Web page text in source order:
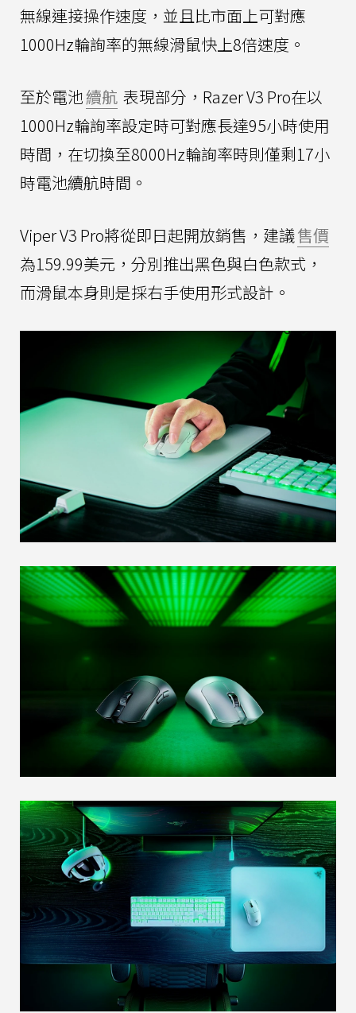
無線連接操作速度，並且比市面上可對應
1000Hz輪詢率的無線滑鼠快上8倍速度。
至於電池續航 表現部分，Razer V3 Pro在以
1000Hz輪詢率設定時可對應長達95小時使用
時間，在切換至8000Hz輪詢率時則僅剩17小
時電池續航時間。
Viper V3 Pro將從即日起開放銷售，建議售價
為159.99美元，分別推出黑色與白色款式，
而滑鼠本身則是採右手使用形式設計。